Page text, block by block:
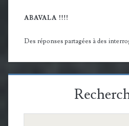
ABAVALA !!!!
Des réponses partagées à des